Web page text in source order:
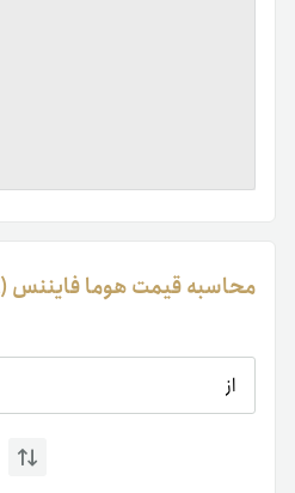
محاسبه قیمت هوما فایننس (HUMA)
از